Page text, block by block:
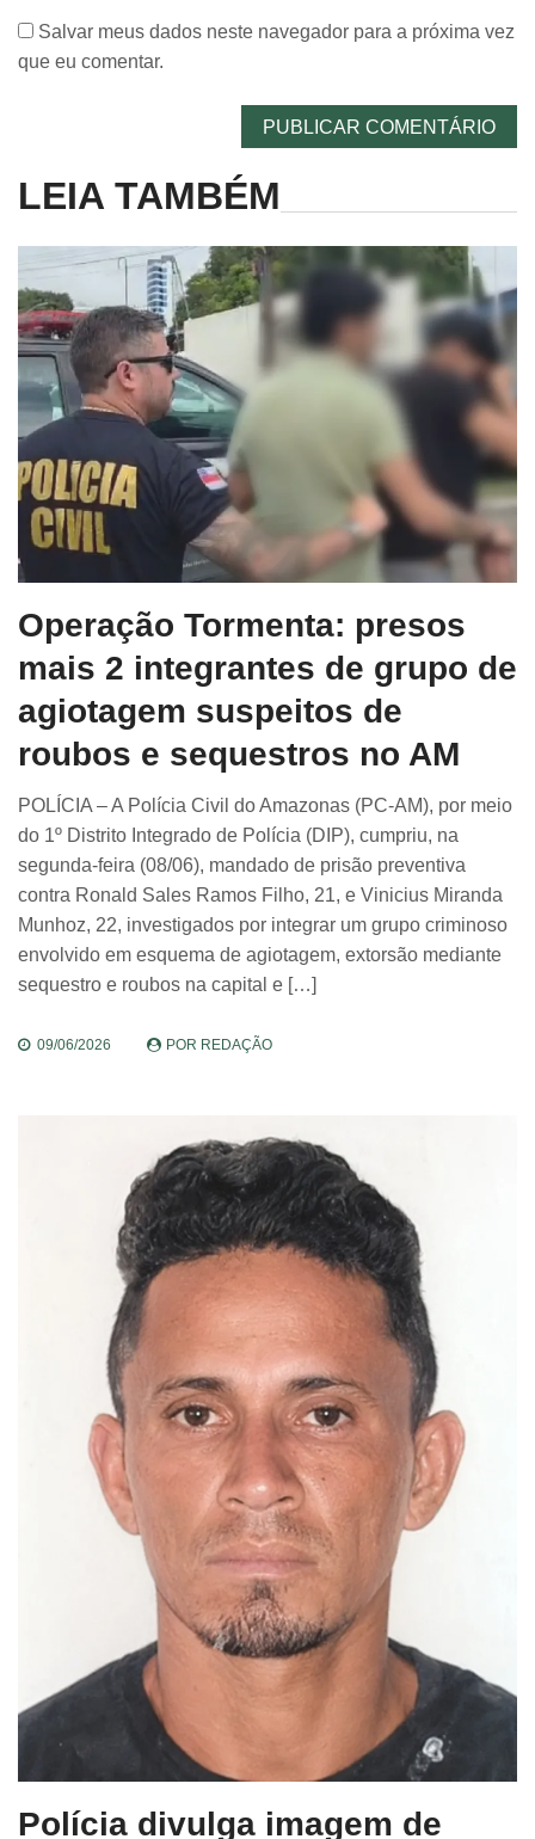
Salvar meus dados neste navegador para a próxima vez
que eu comentar.
LEIA TAMBÉM
Operação Tormenta: presos
mais 2 integrantes de grupo de
agiotagem suspeitos de
roubos e sequestros no AM
POLÍCIA – A Polícia Civil do Amazonas (PC-AM), por meio
do 1º Distrito Integrado de Polícia (DIP), cumpriu, na
segunda-feira (08/06), mandado de prisão preventiva
contra Ronald Sales Ramos Filho, 21, e Vinicius Miranda
Munhoz, 22, investigados por integrar um grupo criminoso
envolvido em esquema de agiotagem, extorsão mediante
sequestro e roubos na capital e […]
09/06/2026 POR REDAÇÃO
Polícia divulga imagem de